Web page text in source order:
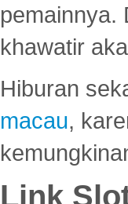
pemainnya.
khawatir
Hiburan
macau,
Link